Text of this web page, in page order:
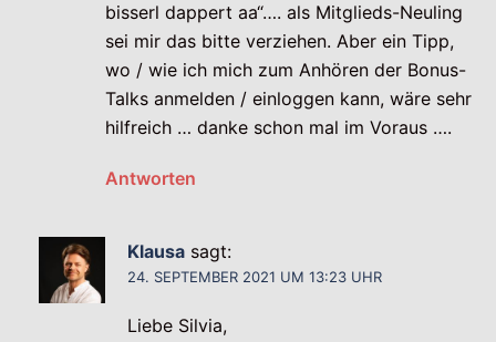
bisserl dappert aa“…. als Mitglieds-Neuling
sei mir das bitte verziehen. Aber ein Tipp,
wo / wie ich mich zum Anhören der Bonus-
Talks anmelden / einloggen kann, wäre sehr
hilfreich … danke schon mal im Voraus ….
Antworten
Klausa sagt:
24. SEPTEMBER 2021 UM 13:23 UHR
Liebe Silvia,